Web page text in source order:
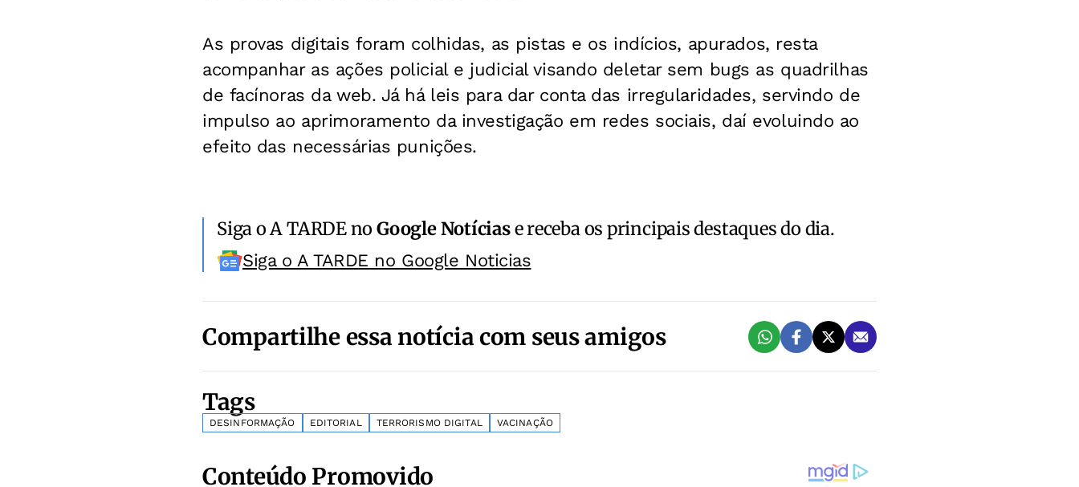
As provas digitais foram colhidas, as pistas e os indícios, apurados, resta
acompanhar as ações policial e judicial visando deletar sem bugs as quadrilhas
de facínoras da web. Já há leis para dar conta das irregularidades, servindo de
impulso ao aprimoramento da investigação em redes sociais, daí evoluindo ao
efeito das necessárias punições.
Siga o A TARDE noGoogle Notíciase receba os principais destaques do dia.
Siga o A TARDE no Google Noticias
Compartilhe essa notícia com seus amigos
Tags
DESINFORMAÇÃO EDITORIAL TERRORISMO DIGITAL VACINAÇÃO